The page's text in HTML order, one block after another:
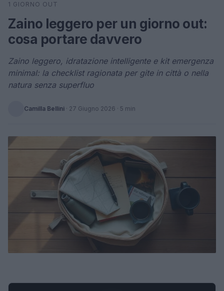
Cerca
1 GIORNO OUT
Zaino leggero per un giorno out:
cosa portare davvero
Zaino leggero, idratazione intelligente e kit emergenza
minimal: la checklist ragionata per gite in città o nella
natura senza superfluo
Camilla Bellini · 27 Giugno 2026 · 5 min